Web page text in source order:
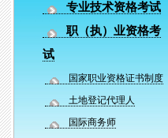
专业技术资格考试
职（执）业资格考
试
国家职业资格证书制度
土地登记代理人
国际商务师